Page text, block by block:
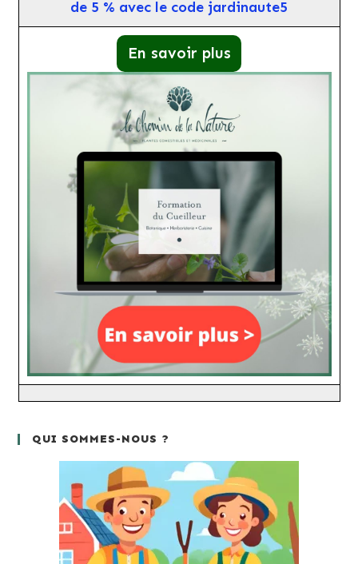
de 5 % avec le code jardinaute5
En savoir plus
QUI SOMMES-NOUS ?